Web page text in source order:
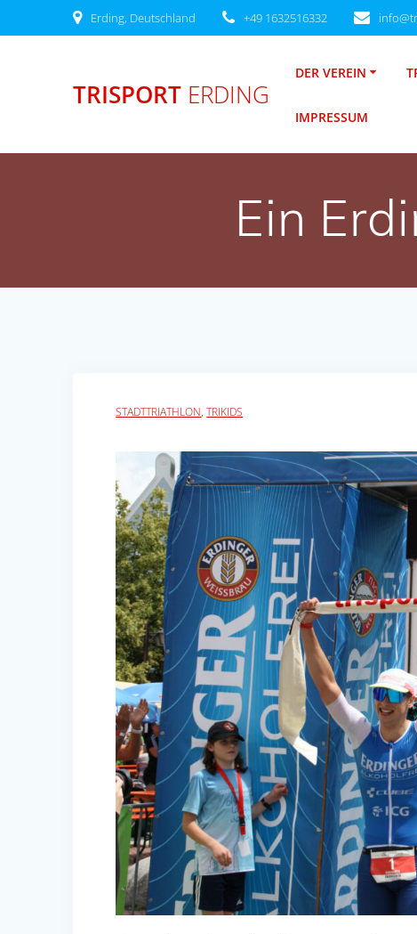
Inhalt
Erding, Deutschland +49 1632516332
TRISPORT ERDING
DER VEREIN
IMPRESSUM
Ein
STADTTRIATHLON,TRIKIDS